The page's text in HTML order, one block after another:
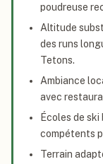
poudreuse
Altitude
des runs
Tetons.
Ambiance
avec
Écoles de
compétents
Terrain